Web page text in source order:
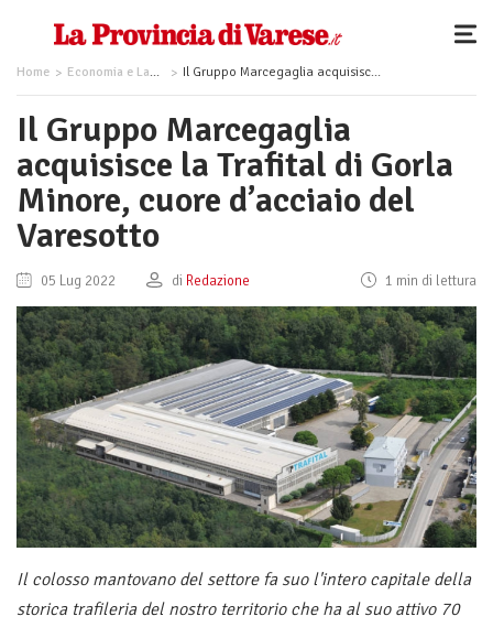
Home Economia e Lavoro Il Gruppo Marcegaglia acquisisce la Trafital di Gorla Minore, cuore d’acciaio del Varesotto
Il Gruppo Marcegaglia
acquisisce la Trafital di Gorla
Minore, cuore d’acciaio del
Varesotto
05 Lug 2022 di Redazione 1 min di lettura
Il colosso mantovano del settore fa suo l'intero capitale della
storica trafileria del nostro territorio che ha al suo attivo 70